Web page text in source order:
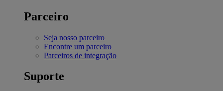
Parceiro
Seja nosso parceiro
Encontre um parceiro
Parceiros de integração
Suporte